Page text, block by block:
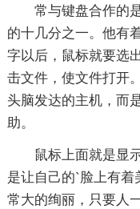
常与键盘合作的是
的十几分之一。他有
字以后，鼠标就要选
击文件，使文件打开
头脑发达的主机，而
助。
鼠标上面就是显示
是让自己的`脸上有
常大的绚丽，只要人